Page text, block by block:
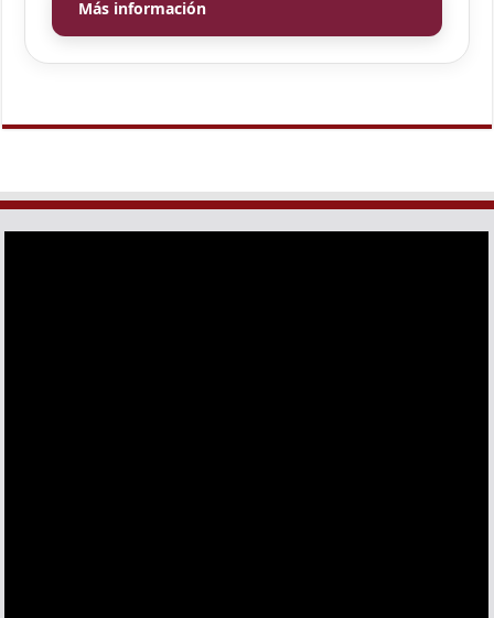
Más información